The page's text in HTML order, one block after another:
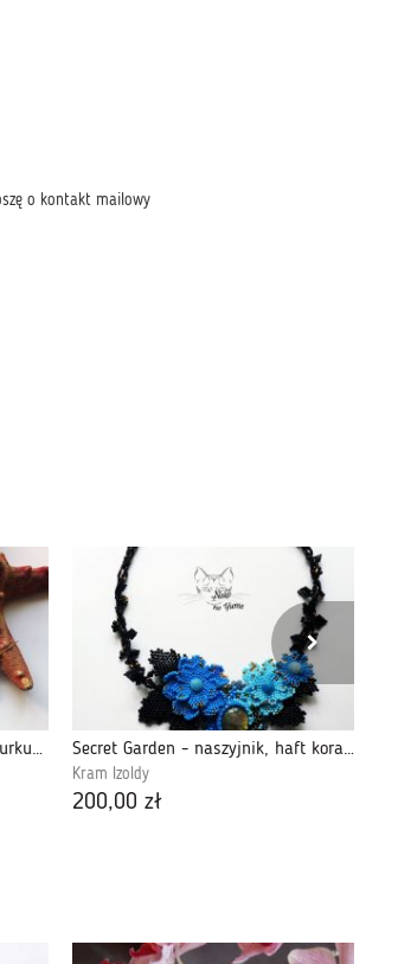
o kontakt mailowy
Loca - kolczyki sutasz, żółty i turkusowy Secret Garden - naszyjnik, haft koralikowy
Kram Izoldy
200,00 zł